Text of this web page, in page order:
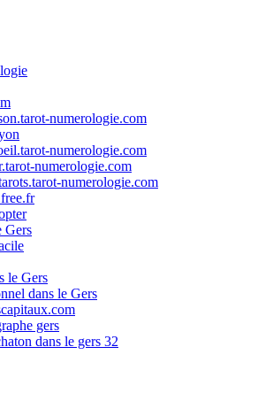
numerologie.com
numerologie.com
numerologie.com
numerologie.com
Gers
le Gers
dans le Gers
gers
dans le gers 32